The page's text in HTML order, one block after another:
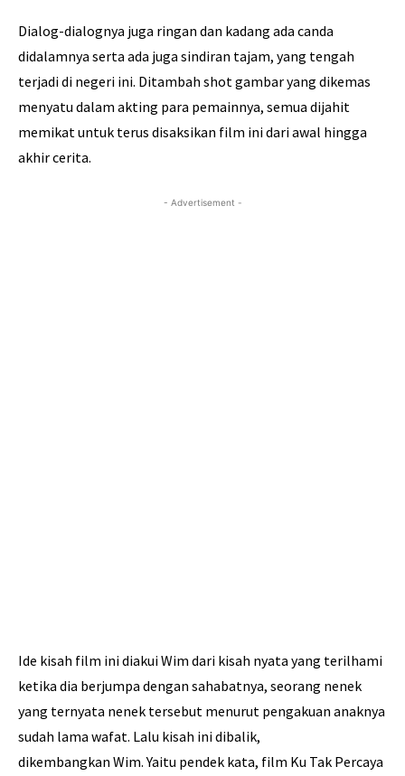
Dialog-dialognya juga ringan dan kadang ada canda
didalamnya serta ada juga sindiran tajam, yang tengah
terjadi di negeri ini. Ditambah shot gambar yang dikemas
menyatu dalam akting para pemainnya, semua dijahit
memikat untuk terus disaksikan film ini dari awal hingga
akhir cerita.
- Advertisement -
Ide kisah film ini diakui Wim dari kisah nyata yang terilhami
ketika dia berjumpa dengan sahabatnya, seorang nenek
yang ternyata nenek tersebut menurut pengakuan anaknya
sudah lama wafat. Lalu kisah ini dibalik,
dikembangkan Wim. Yaitu pendek kata, film Ku Tak Percaya